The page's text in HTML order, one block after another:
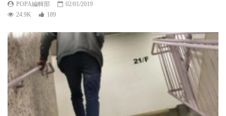
POPA編輯部
02/01/2019
24.9K
189